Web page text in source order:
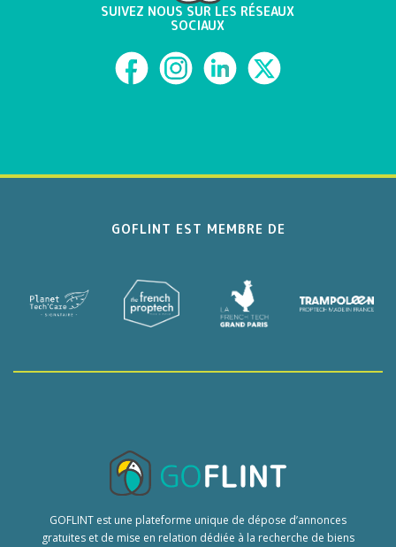
SUIVEZ NOUS SUR LES RÉSEAUX
SOCIAUX
GOFLINT EST MEMBRE DE
GOFLINT est une plateforme unique de dépose d’annonces
gratuites et de mise en relation dédiée à la recherche de biens